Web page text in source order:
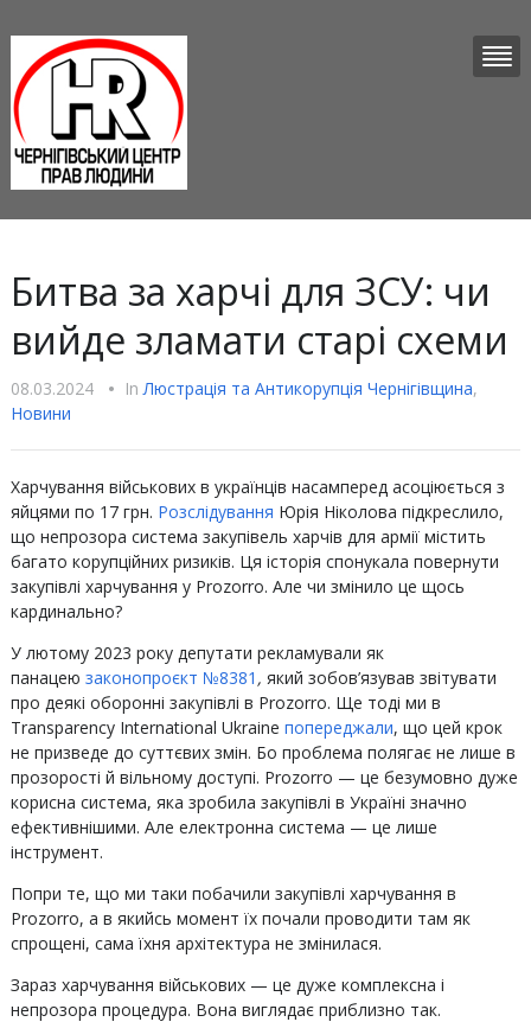
Битва за харчі для ЗСУ: чи
вийде зламати старі схеми
08.03.2024 • InЛюстрацiя та Антикорупцiя Чернігівщина,
Новини
Харчування військових в українців насамперед асоціюється з
яйцями по 17 грн. Розслідування Юрія Ніколова підкреслило,
що непрозора система закупівель харчів для армії містить
багато корупційних ризиків. Ця історія спонукала повернути
закупівлі харчування у Prozorro. Але чи змінило це щось
кардинально?
У лютому 2023 року депутати рекламували як
панацею законопроєкт №8381 , який зобов’язував звітувати
про деякі оборонні закупівлі в Prozorro. Ще тоді ми в
Transparency International Ukraine попереджали, що цей крок
не призведе до суттєвих змін. Бо проблема полягає не лише в
прозорості й вільному доступі. Prozorro — це безумовно дуже
корисна система, яка зробила закупівлі в Україні значно
ефективнішими. Але електронна система — це лише
інструмент.
Попри те, що ми таки побачили закупівлі харчування в
Prozorro, а в якийсь момент їх почали проводити там як
спрощені, сама їхня архітектура не змінилася.
Зараз харчування військових — це дуже комплексна і
непрозора процедура. Вона виглядає приблизно так.